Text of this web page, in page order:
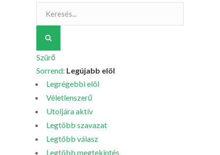
Szürő
Sorrend: Legújabb elöl
Legrégebbi elöl
Véletlenszerű
Utoljára aktív
Legtöbb szavazat
Legtöbb válasz
Legtöbb megtekintés